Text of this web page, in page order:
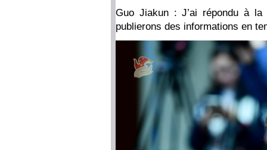
Guo Jiakun : J’ai répondu à
publierons des informations en